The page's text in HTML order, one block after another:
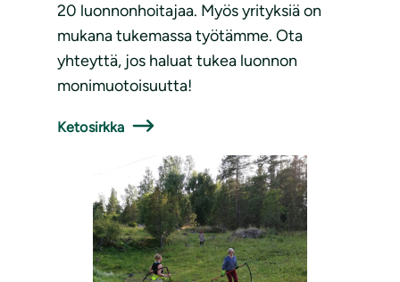
20 luonnonhoitajaa. Myös yrityksiä on
mukana tukemassa työtämme. Ota
yhteyttä, jos haluat tukea luonnon
monimuotoisuutta!
Ketosirkka